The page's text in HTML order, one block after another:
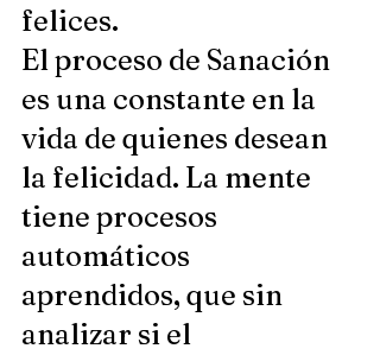
felices.
El proceso de Sanación
es una constante en la
vida de quienes desean
la felicidad. La mente
tiene procesos
automáticos
aprendidos, que sin
analizar si el